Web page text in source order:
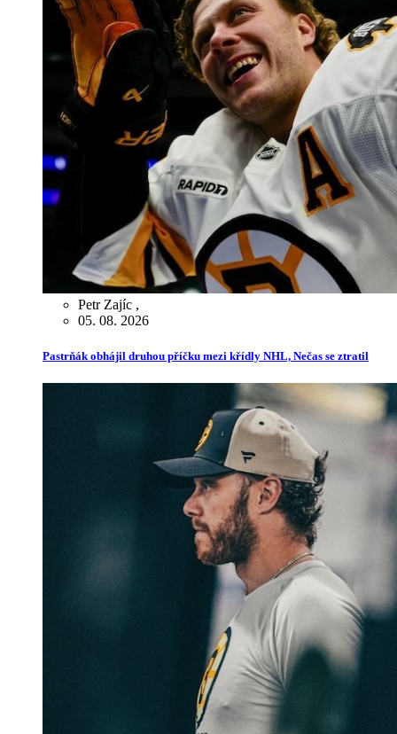
Petr Zajíc ,
05. 08. 2026
Pastrňák obhájil druhou příčku mezi křídly NHL, Nečas se ztratil